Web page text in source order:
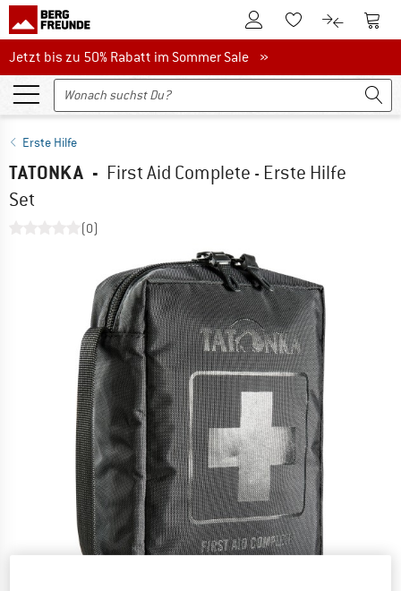
Zum KundenkontoZum Merkzettel.
Zum Zum
Jetzt bis zu 50% Rabatt im Sommer Sale
Jetzt bis zu 50% Rabatt im Sommer Sale »
Erste Hilfe
TATONKA - First Aid Complete - Erste Hilfe
Set
(0)